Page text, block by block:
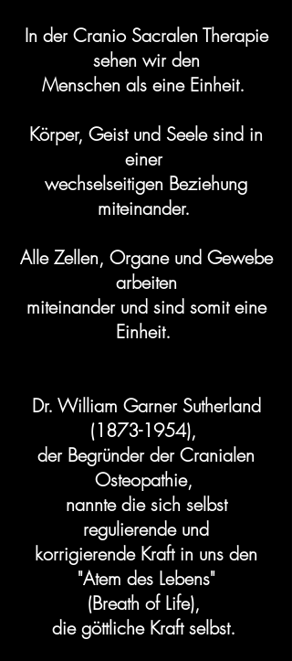
In der Cranio Sacralen Therapie
sehen wir den
Menschen als eine Einheit.
Körper, Geist und Seele sind in
einer
wechselseitigen Beziehung
miteinander.
Alle Zellen, Organe und Gewebe
arbeiten
miteinander und sind somit eine
Einheit.
Dr. William Garner Sutherland
(1873-1954),
der Begründer der Cranialen
Osteopathie,
nannte die sich selbst
regulierende und
korrigierende Kraft in uns den
"Atem des Lebens"
(Breath of Life),
die göttliche Kraft selbst.